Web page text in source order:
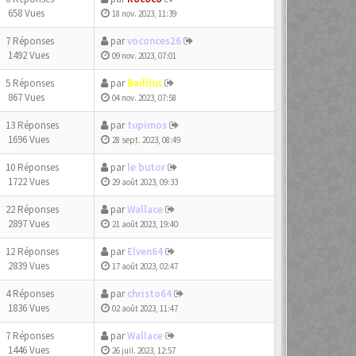
658 Vues
18 nov. 2023, 11:39
7 Réponses
1492 Vues
parvoconces26
09 nov. 2023, 07:01
5 Réponses
867 Vues
parBaillius
04 nov. 2023, 07:58
13 Réponses
1696 Vues
partupimos
28 sept. 2023, 08:49
10 Réponses
1722 Vues
parle butor
29 août 2023, 09:33
22 Réponses
2897 Vues
parWallace
21 août 2023, 19:40
12 Réponses
2839 Vues
parElven64
17 août 2023, 02:47
4 Réponses
1836 Vues
parchristo64
02 août 2023, 11:47
7 Réponses
1446 Vues
parWallace
26 juil. 2023, 12:57